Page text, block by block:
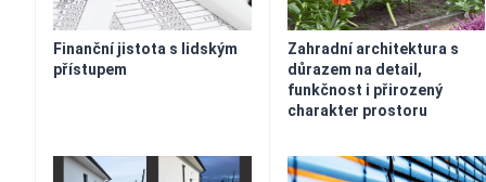
Finanční jistota s lidským
přístupem
Zahradní architektura s
důrazem na detail,
funkčnost i přirozený
charakter prostoru